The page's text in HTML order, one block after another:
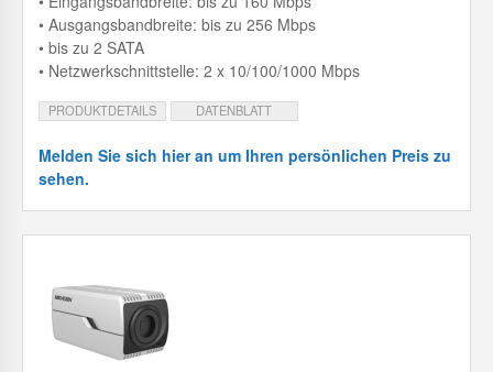
• Ausgangsbandbreite: bis zu 256 Mbps
• bis zu 2 SATA
• Netzwerkschnittstelle: 2 x 10/100/1000 Mbps
PRODUKTDETAILS DATENBLATT
Melden Sie sich hier an um Ihren persönlichen Preis zu
sehen.